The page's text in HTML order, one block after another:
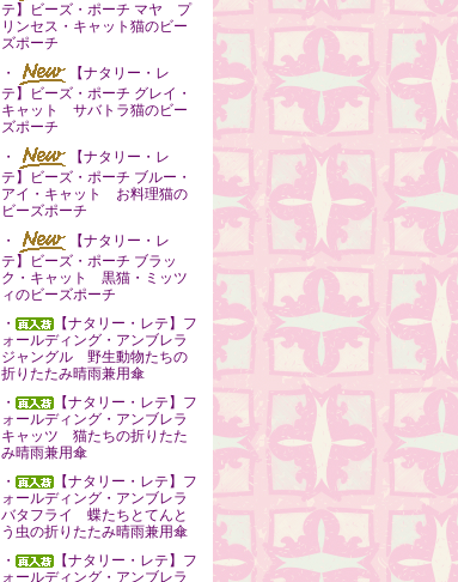
テ】ビーズ・ポーチ マヤ プ
リンセス・キャット猫のビー
ズポーチ
・
【ナタリー・レ
テ】ビーズ・ポーチ グレイ・
キャット サバトラ猫のビー
ズポーチ
・
【ナタリー・レ
テ】ビーズ・ポーチ ブルー・
アイ・キャット お料理猫の
ビーズポーチ
・
【ナタリー・レ
テ】ビーズ・ポーチ ブラッ
ク・キャット 黒猫・ミッツ
ィのビーズポーチ
・
【ナタリー・レテ】フ
ォールディング・アンブレラ
ジャングル 野生動物たちの
折りたたみ晴雨兼用傘
・
【ナタリー・レテ】フ
ォールディング・アンブレラ
キャッツ 猫たちの折りたた
み晴雨兼用傘
・
【ナタリー・レテ】フ
ォールディング・アンブレラ
バタフライ 蝶たちとてんと
う虫の折りたたみ晴雨兼用傘
・
【ナタリー・レテ】フ
ォールディング・アンブレラ